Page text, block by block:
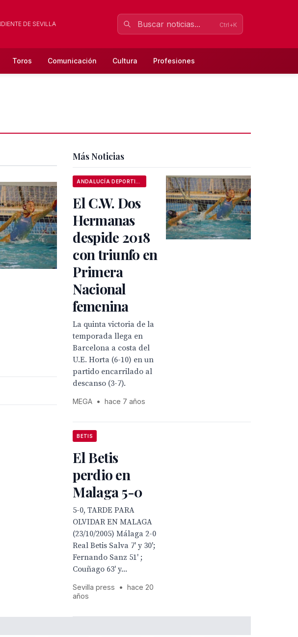
DE SEVILLA Ctrl+K
Toros Comunicación Cultura Profesiones
Más Noticias
El C.W. Dos
Hermanas
despide 2018
con triunfo en
Primera
Nacional
femenina
La quinta victoria de la
temporada llega en
Barcelona a costa del
U.E. Horta (6-10) en un
partido encarrilado al
descanso (3-7).
MEGA • hace 7 años
BETIS
El Betis
perdio en
Malaga 5-0
5-0, TARDE PARA
OLVIDAR EN MALAGA
(23/10/2005) Málaga 2-0
Real Betis Salva 7' y 30';
Fernando Sanz 51' ;
Couñago 63' y...
Sevilla press •
hace 20
años